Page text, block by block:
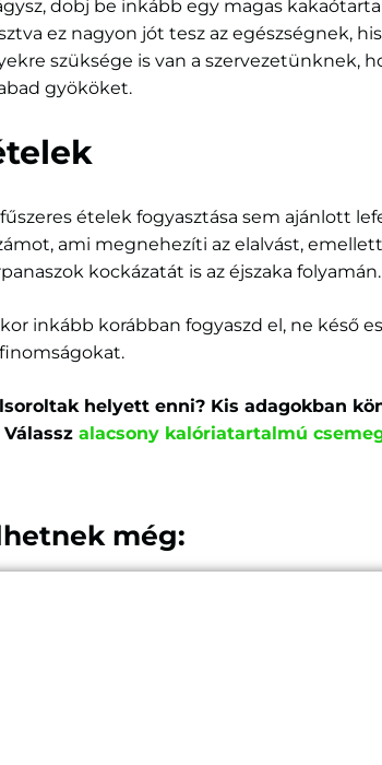
dobj be inkább egy magas
ez nagyon jót tesz az egészségnek,
szüksége is van a szervezetünknek,
gyököket.
ételek fogyasztása sem ajánlott
ami megnehezíti az elalvást,
kockázatát is az éjszaka folyamán.
inkább korábban fogyaszd el, ne késő
helyett enni? Kis adagokban
alacsony kalóriatartalmú
még: